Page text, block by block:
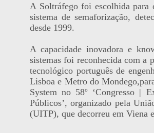
A Soltráfego foi escolhida para
sistema de semaforização,
desde 1999.
A capacidade inovadora e
sistemas foi reconhecida com a
tecnológico português de
Lisboa e Metro do
System no 58º ‘Congresso |
Públicos’, organizado pela
(UITP), que decorreu em Viena